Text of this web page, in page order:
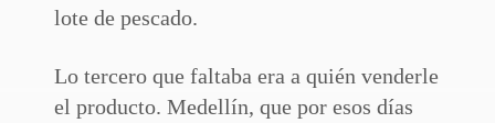
lote de pescado.
Lo tercero que faltaba era a quién venderle
el producto. Medellín, que por esos días